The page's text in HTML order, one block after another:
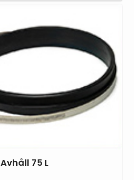
Avhåll 75 L